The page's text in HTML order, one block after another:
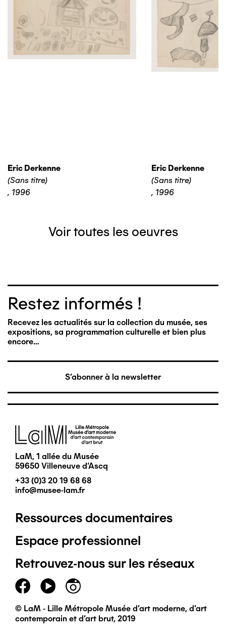
Eric Derkenne
(Sans titre)
, 1996
Eric Derkenne
(Sans titre)
, 1996
Voir toutes les oeuvres
Restez informés !
Recevez les actualités sur la collection du musée, ses
expositions, sa programmation culturelle et bien plus
encore…
S'abonner à la newsletter
Image
LaM, 1 allée du Musée
59650 Villeneuve d'Ascq
+33 (0)3 20 19 68 68
info@musee-lam.fr
Pied
de
page
principal
Ressources documentaires
Espace professionnel
Retrouvez-nous sur les réseaux
© LaM - Lille Métropole Musée d'art moderne, d'art
contemporain et d'art brut, 2019